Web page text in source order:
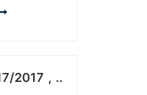
2017 , ..